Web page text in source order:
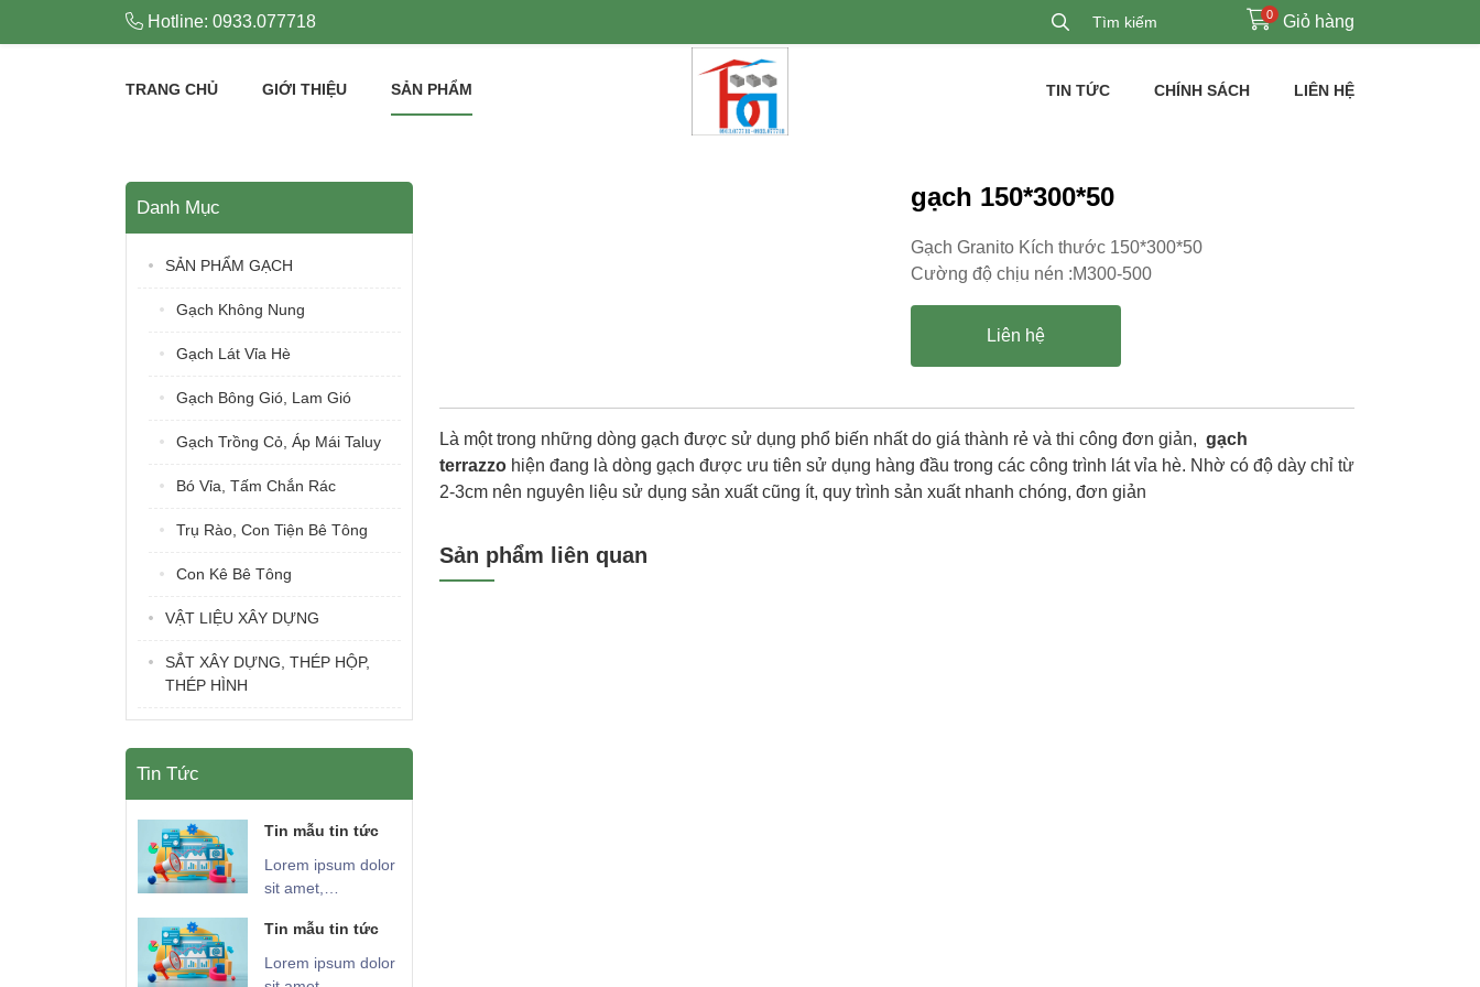
Hotline: 0933.077718 0 Giỏ hàng
TRANG CHỦ GIỚI THIỆU SẢN PHẨM TIN TỨC CHÍNH SÁCH LIÊN HỆ
Danh Mục
SẢN PHẨM GẠCH
Gạch Không Nung
Gạch Lát Vỉa Hè
Gạch Bông Gió, Lam Gió
Gạch Trồng Cỏ, Áp Mái Taluy
Bó Vỉa, Tấm Chắn Rác
Trụ Rào, Con Tiện Bê Tông
Con Kê Bê Tông
VẬT LIỆU XÂY DỰNG
SẮT XÂY DỰNG, THÉP HỘP,
THÉP HÌNH
Tin Tức
Tin mẫu tin tức
Lorem ipsum dolor
sit amet,
adipiscing elit.
Nunc sed lectus
lorem. Integer vitae
Tin mẫu tin tức
Lorem ipsum dolor
gạch 150*300*50
Gạch Granito Kích thước 150*300*50
Cường độ chịu nén :M300-500
Liên hệ
Là một trong những dòng gạch được sử dụng phổ biến nhất do giá thành rẻ và thi công đơn giản, gạch
terrazzo hiện đang là dòng gạch được ưu tiên sử dụng hàng đầu trong các công trình lát vỉa hè. Nhờ có độ dày chỉ từ
2-3cm nên nguyên liệu sử dụng sản xuất cũng ít, quy trình sản xuất nhanh chóng, đơn giản
Sản phẩm liên quan